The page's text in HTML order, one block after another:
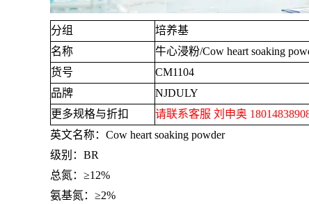
分组
培养基
名称
牛心浸粉/Cow heart soaking
货号
CM1104
品牌
NJDULY
更多规格与折扣
请联系客服 刘申奥
英文名称： Cow heart soaking powder
级别： BR
总氮：≥12%
氨基氮：≥2%